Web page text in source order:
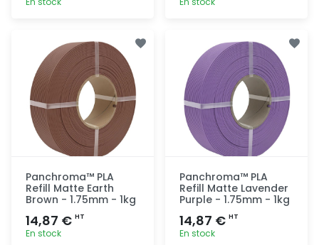
rapide
rapide
Panchroma™ PLA
Refill Matte Earth
Brown - 1.75mm - 1kg
14,87 € HT
En stock
Panchroma™ PLA
Refill Matte Lavender
Purple - 1.75mm - 1kg
14,87 € HT
En stock